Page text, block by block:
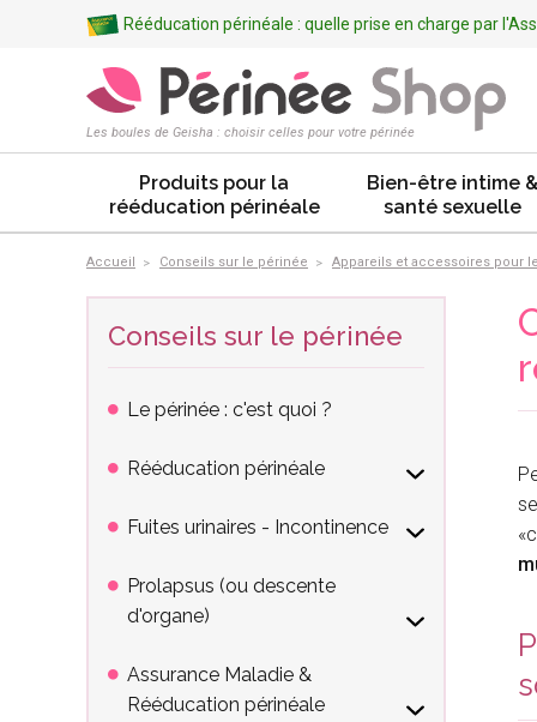
Rééducation périnéale : quelle prise en charge par
Les boules de Geisha : choisir celles pour votre périnée
Produits pour la
rééducation périnéale
Bien-être intime &
santé sexuelle
Accueil Conseils sur le périnée Appareils et accessoires pour
Conseils sur le périnée
Le périnée : c'est quoi ?
Rééducation périnéale
Fuites urinaires - Incontinence
Prolapsus (ou descente
d'organe)
Assurance Maladie &
Rééducation périnéale